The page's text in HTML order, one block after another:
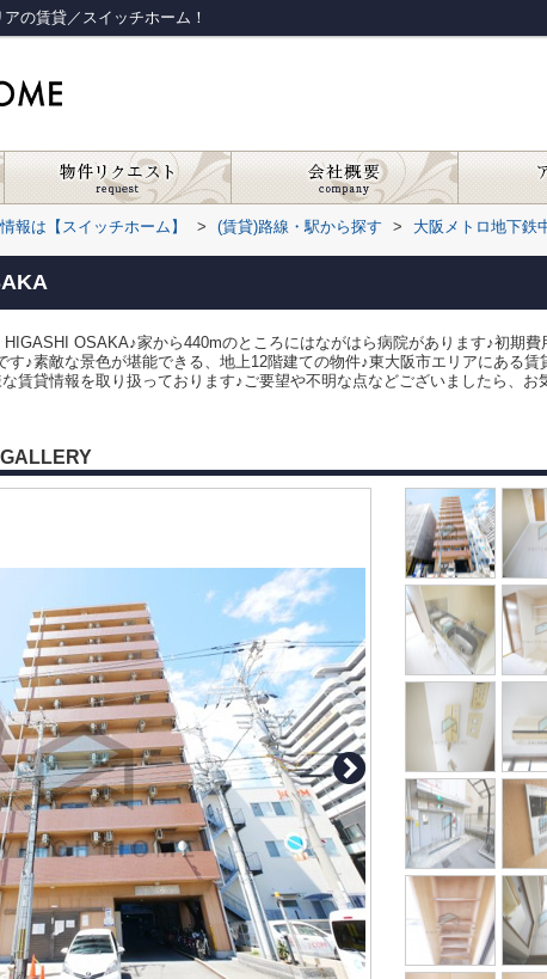
の賃貸／スイッチホーム！
報は【スイッチホーム】 > (賃貸)路線・駅から探す > 大阪メトロ地下鉄
OSAKA♪家から440mのところにはながはら病院があります♪初期
す♪素敵な景色が堪能できる、地上12階建ての物件♪東大阪市エリアにある
賃貸情報を取り扱っております♪ご要望や不明な点などございましたら、お